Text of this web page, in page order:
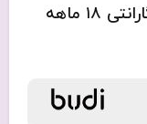
وات بودی مدل Budi CM520B با گارانتی ۱۸ ماهه